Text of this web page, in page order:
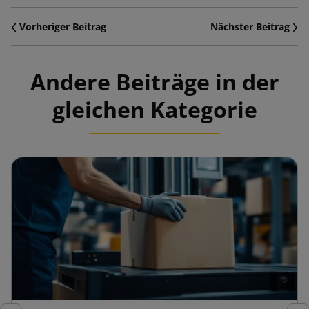
Vorheriger Beitrag Nächster Beitrag
Andere Beiträge in der
gleichen Kategorie